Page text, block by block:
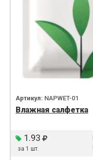
Артикул: NAPWET-01
Влажная салфетка
1.93
за 1 шт.